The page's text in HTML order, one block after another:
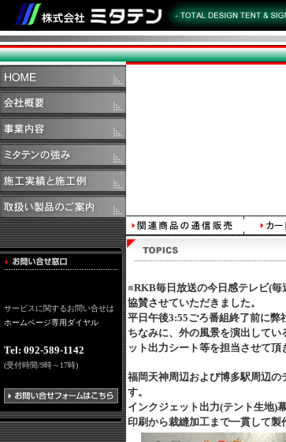
サービスに関するお問い合せは
ホームページ専用ダイヤル
Tel: 092-589-1142
(受付時間/9時～17時)
■RKB毎日放送の今日感テレビ(毎
協賛させていただきました。
平日午後3:55ごろ番組終了前に弊
ちなみに、外の風景を演出して
ット出力シート等を担当させて頂
福岡天神周辺および博多駅周辺
す。
インクジェット出力(テント生地)
印刷から裁縫加工まで一貫して製